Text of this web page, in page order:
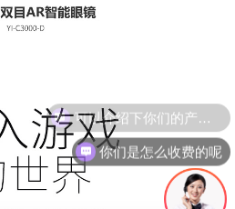
你们是怎么收费的呢